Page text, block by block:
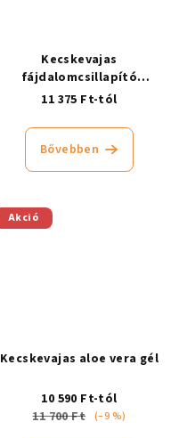
Kecskevajas
fájdalomcsillapító
ízületbalzsam, hűsítő
11 375 Ft-tól
Bővebben
Akció
Kecskevajas aloe vera gél
10 590 Ft-tól
11 700 Ft (–9 %)